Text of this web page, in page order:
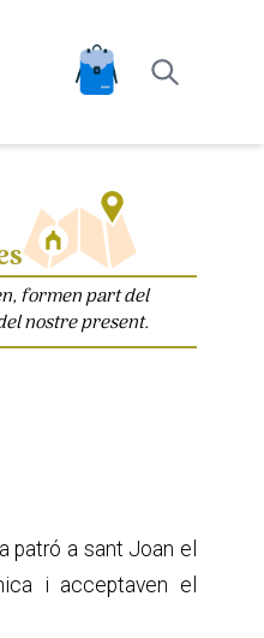
formen part del
nostre present.
patró a sant Joan el
i acceptaven el